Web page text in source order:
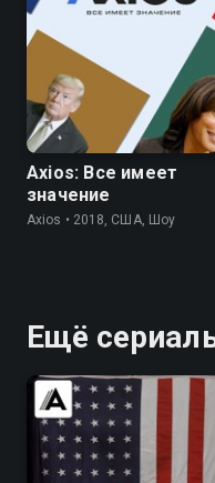
6.6
Axios: Все имеет
значение
Axios • 2018, США, Шоу
Ещё